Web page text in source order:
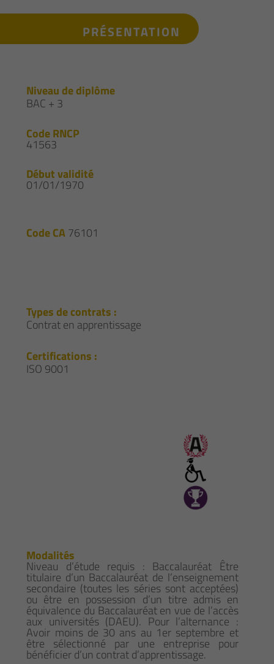
PRÉSENTATION
Niveau de diplôme
BAC + 3
Code RNCP
41563
Début validité
01/01/1970
Code CA76101
Types de contrats :
Contrat en apprentissage
Certifications :
ISO 9001
Modalités
Niveau d’étude requis : Baccalauréat Être
titulaire d’un Baccalauréat de l’enseignement
secondaire (toutes les séries sont acceptées)
ou être en possession d’un titre admis en
équivalence du Baccalauréat en vue de l’accès
aux universités (DAEU). Pour l’alternance :
Avoir moins de 30 ans au 1er septembre et
être sélectionné par une entreprise pour
bénéficier d’un contrat d’apprentissage.